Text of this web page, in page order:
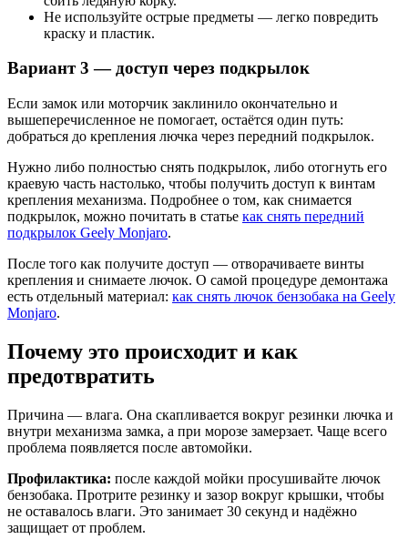
Не используйте острые предметы — легко повредить
краску и пластик.
Вариант 3 — доступ через подкрылок
Если замок или моторчик заклинило окончательно и
вышеперечисленное не помогает, остаётся один путь:
добраться до крепления лючка через передний подкрылок.
Нужно либо полностью снять подкрылок, либо отогнуть его
краевую часть настолько, чтобы получить доступ к винтам
крепления механизма. Подробнее о том, как снимается
подкрылок, можно почитать в статье как снять передний
подкрылок Geely Monjaro.
После того как получите доступ — отворачиваете винты
крепления и снимаете лючок. О самой процедуре демонтажа
есть отдельный материал: как снять лючок бензобака на Geely
Monjaro.
Почему это происходит и как
предотвратить
Причина — влага. Она скапливается вокруг резинки лючка и
внутри механизма замка, а при морозе замерзает. Чаще всего
проблема появляется после автомойки.
Профилактика: после каждой мойки просушивайте лючок
бензобака. Протрите резинку и зазор вокруг крышки, чтобы
не оставалось влаги. Это занимает 30 секунд и надёжно
защищает от проблем.